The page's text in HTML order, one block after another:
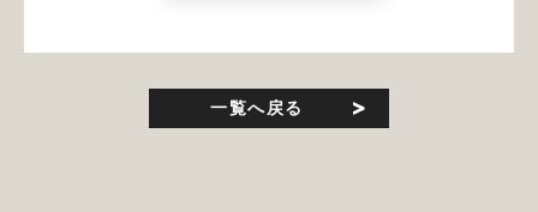
一覧へ戻る